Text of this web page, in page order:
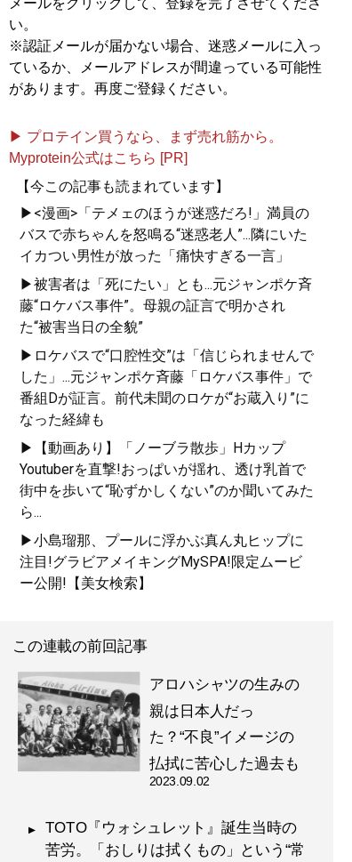
メールをクリックして、登録を完了させてくださ
い。
※認証メールが届かない場合、迷惑メールに入っ
ているか、メールアドレスが間違っている可能性
があります。再度ご登録ください。
▶ プロテイン買うなら、まず売れ筋から。
Myprotein公式はこちら [PR]
【今この記事も読まれています】
▶<漫画>「テメェのほうが迷惑だろ!」満員の
バスで赤ちゃんを怒鳴る“迷惑老人”...隣にいた
イカつい男性が放った「痛快すぎる一言」
▶被害者は「死にたい」とも...元ジャンポケ斉
藤“ロケバス事件”。母親の証言で明かされ
た“被害当日の全貌”
▶ロケバスで“口腔性交”は「信じられませんで
した」...元ジャンポケ斉藤「ロケバス事件」で
番組Dが証言。前代未聞のロケが“お蔵入り”に
なった経緯も
▶【動画あり】「ノーブラ散歩」Hカップ
Youtuberを直撃!おっぱいが揺れ、透け乳首で
街中を歩いて“恥ずかしくない”のか聞いてみた
ら...
▶小島瑠那、プールに浮かぶ真ん丸ヒップに
注目!グラビアメイキングMySPA!限定ムービ
ー公開!【美女検索】
この連載の前回記事
アロハシャツの生みの
親は日本人だっ
た？“不良”イメージの
払拭に苦心した過去も
2023.09.02
TOTO『ウォシュレット』誕生当時の
苦労。「おしりは拭くもの」という“常